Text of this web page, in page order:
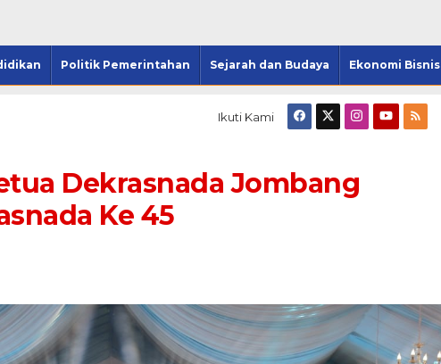
Politik Pemerintahan Sejarah dan Budaya Ekonomi Bisnis
Ikuti Kami
Dekrasnada Jombang
Ke 45